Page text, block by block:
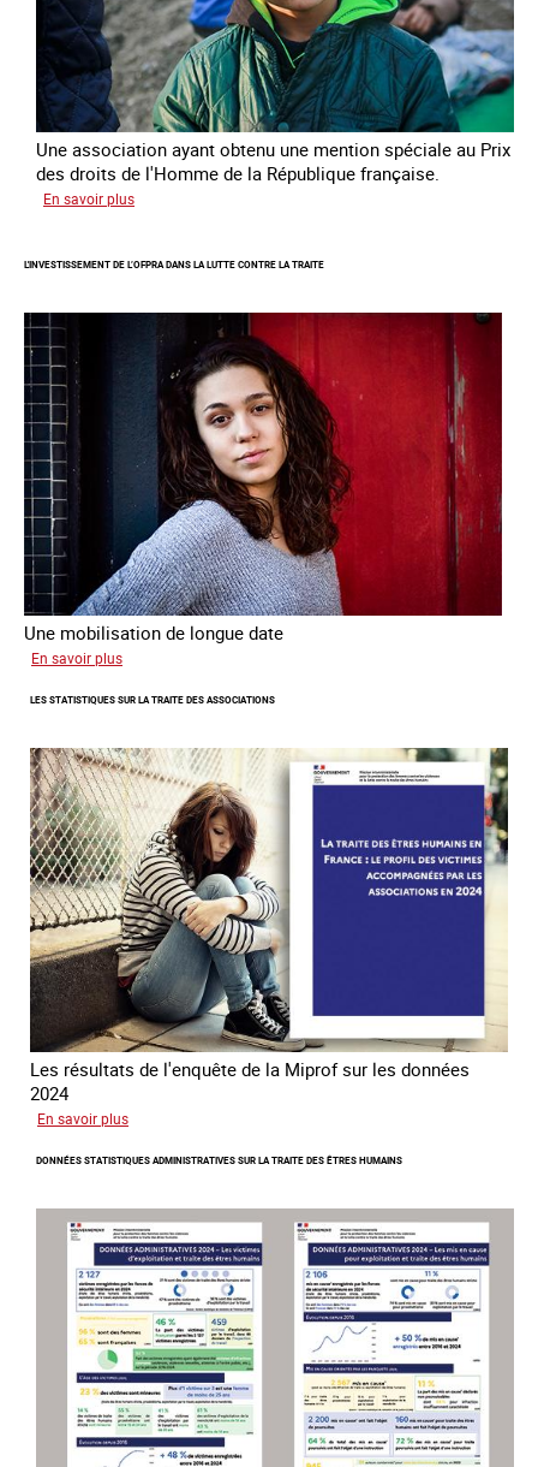
Une association ayant obtenu une mention spéciale au Prix
des droits de l'Homme de la République française.
En savoir plus
enfants
jeunes
victimes
traite
L'INVESTISSEMENT DE L’OFPRA DANS LA LUTTE CONTRE LA TRAITE
Une mobilisation de longue date
En savoir plus
de
dans
la
lutte
contre
la
traite
LES STATISTIQUES SUR LA TRAITE DES ASSOCIATIONS
Les résultats de l'enquête de la Miprof sur les données
2024
En savoir plus
statistiques
la
traite
des
associations
DONNÉES STATISTIQUES ADMINISTRATIVES SUR LA TRAITE DES ÊTRES HUMAINS